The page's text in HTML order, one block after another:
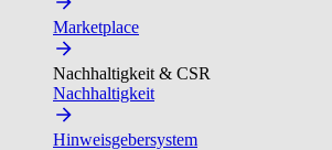
Marketplace
Nachhaltigkeit & CSR
Nachhaltigkeit
Hinweisgebersystem